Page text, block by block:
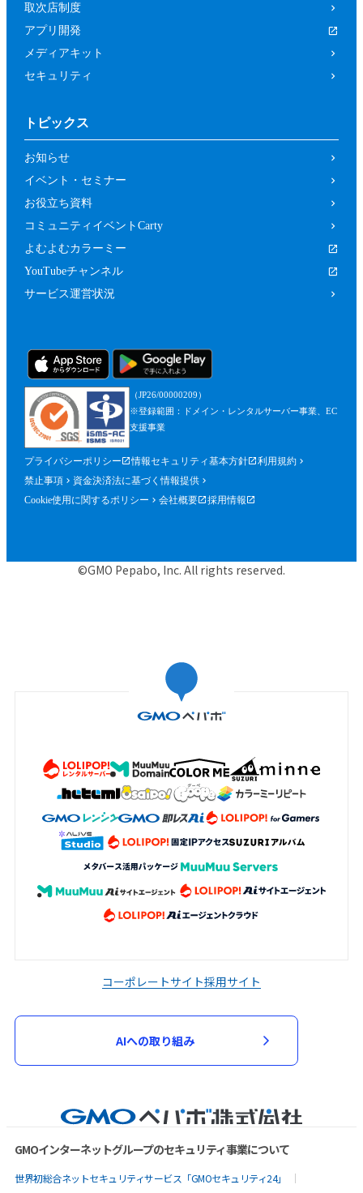
取次店制度
アプリ開発
メディアキット
セキュリティ
トピックス
お知らせ
イベント・セミナー
お役立ち資料
コミュニティイベントCarty
よむよむカラーミー
YouTubeチャンネル
サービス運営状況
（JP26/00000209）
※登録範囲：ドメイン・レンタルサーバー事業、EC
支援事業
プライバシーポリシー 情報セキュリティ基本方針
利用規約
禁止事項
資金決済法に基づく情報提供
Cookie使用に関するポリシー
会社概要 採用情報
©GMO Pepabo, Inc. All rights reserved.
コーポレートサイト採用サイト
AIへの取り組み
GMOインターネットグループのセキュリティ事業について
世界初総合ネットセキュリティサービス「GMOセキュリティ24」